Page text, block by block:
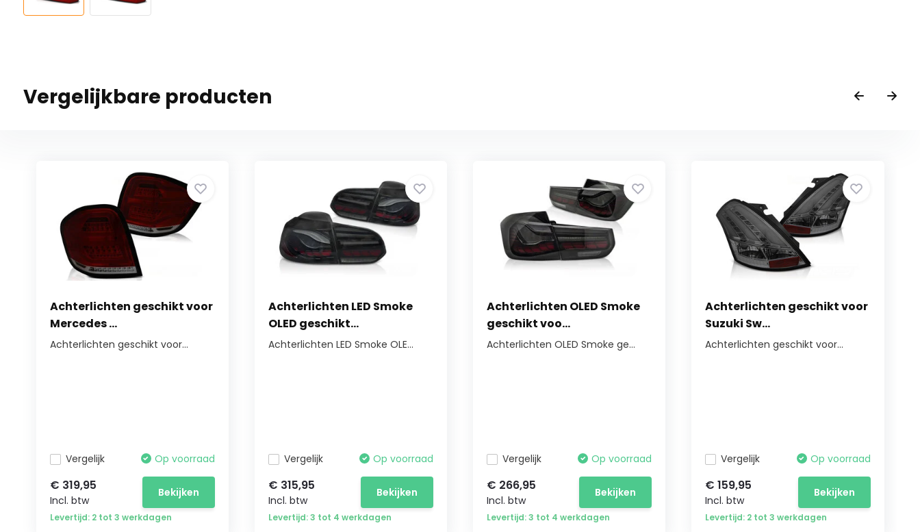
Vergelijkbare producten
Achterlichten geschikt voor
Mercedes ...
Achterlichten geschikt voor...
Vergelijk Op voorraad
€ 319,95
Incl. btw
Bekijken
Levertijd: 2 tot 3 werkdagen
Achterlichten LED Smoke
OLED geschikt...
Achterlichten LED Smoke OLE...
Vergelijk Op voorraad
€ 315,95
Incl. btw
Bekijken
Levertijd: 3 tot 4 werkdagen
Achterlichten OLED Smoke
geschikt voo...
Achterlichten OLED Smoke ge...
Vergelijk Op voorraad
€ 266,95
Incl. btw
Bekijken
Levertijd: 3 tot 4 werkdagen
Achterlichten geschikt voor
Suzuki Sw...
Achterlichten geschikt voor...
Vergelijk Op voorraad
€ 159,95
Incl. btw
Bekijken
Levertijd: 2 tot 3 werkdagen